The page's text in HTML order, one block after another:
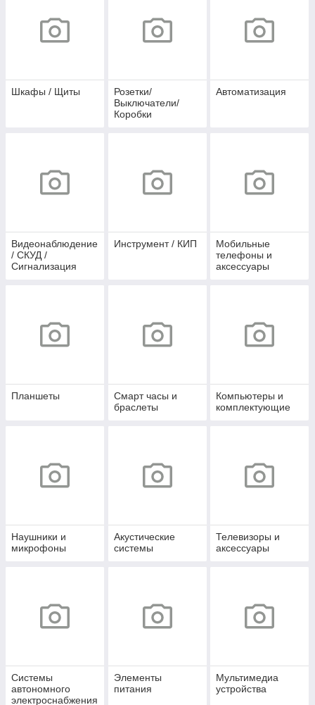
Шкафы / Щиты
Розетки/
Выключатели/
Коробки
Автоматизация
Видеонаблюдение
/ СКУД /
Сигнализация
Инструмент / КИП
Мобильные
телефоны и
аксессуары
Планшеты
Смарт часы и
браслеты
Компьютеры и
комплектующие
Наушники и
микрофоны
Акустические
системы
Телевизоры и
аксессуары
Системы
автономного
электроснабжения
Элементы
питания
Мультимедиа
устройства